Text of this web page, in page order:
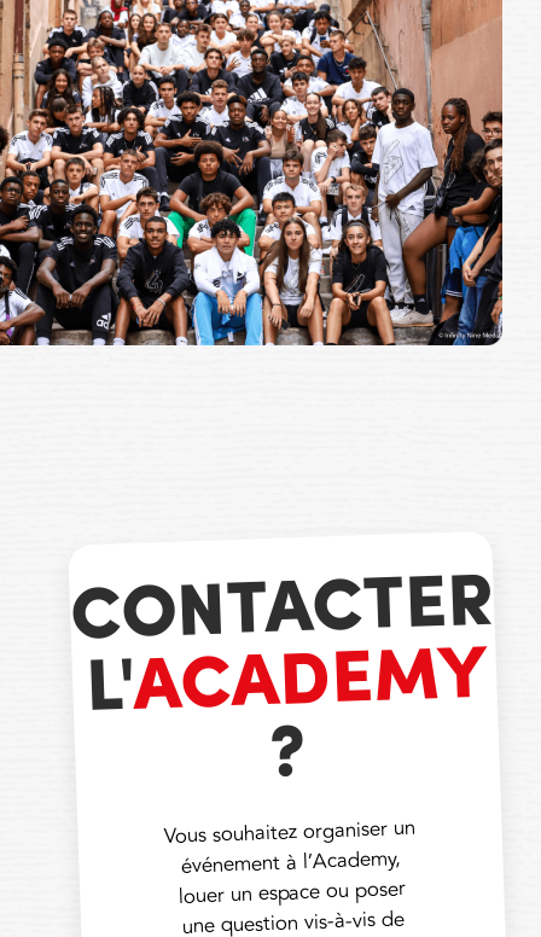
CONTACTER
L'ACADEMY
?
Vous souhaitez organiser un
événement à l’Academy,
louer un espace ou poser
une question vis-à-vis de